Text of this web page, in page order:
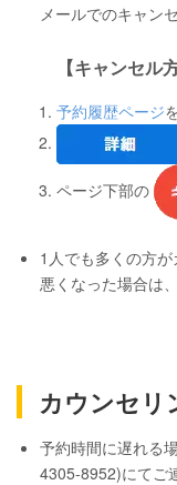
メールでのキャン
【キャンセル
予約履歴ページ
ページ下部の
1人でも多くの方
悪くなった場合は
カウンセリ
予約時間に遅れる
4305-8952)にてご